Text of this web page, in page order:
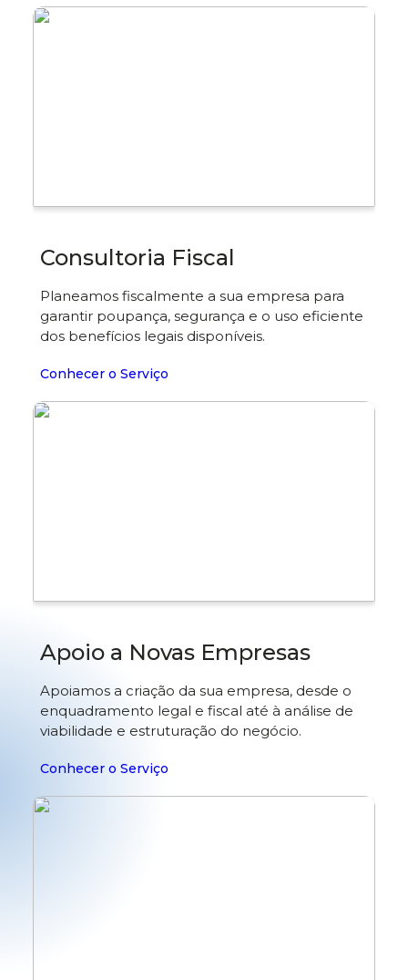
Consultoria Fiscal
Planeamos fiscalmente a sua empresa para
garantir poupança, segurança e o uso eficiente
dos benefícios legais disponíveis.
Conhecer o Serviço
Apoio a Novas Empresas
Apoiamos a criação da sua empresa, desde o
enquadramento legal e fiscal até à análise de
viabilidade e estruturação do negócio.
Conhecer o Serviço